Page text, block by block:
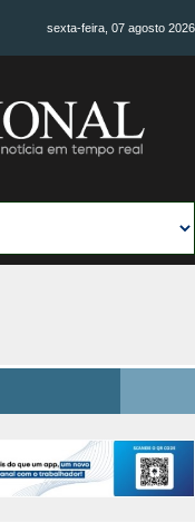
sexta-feira, 07 agosto 2026